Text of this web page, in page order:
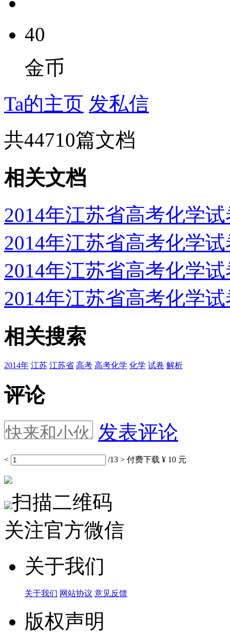
40
金币
Ta的主页 发私信
共44710篇文档
相关文档
2014年江苏省高考化学
2014年江苏省高考化学
2014年江苏省高考化学
2014年江苏省高考化学
相关搜索
2014年 江苏 江苏省 高考 高考化学 化学 试卷 解析
评论
发表评论
< /13 > 付费下载 ¥ 10 元
扫描二维码
关注官方微信
关于我们
关于我们 网站协议 意见反馈
版权声明